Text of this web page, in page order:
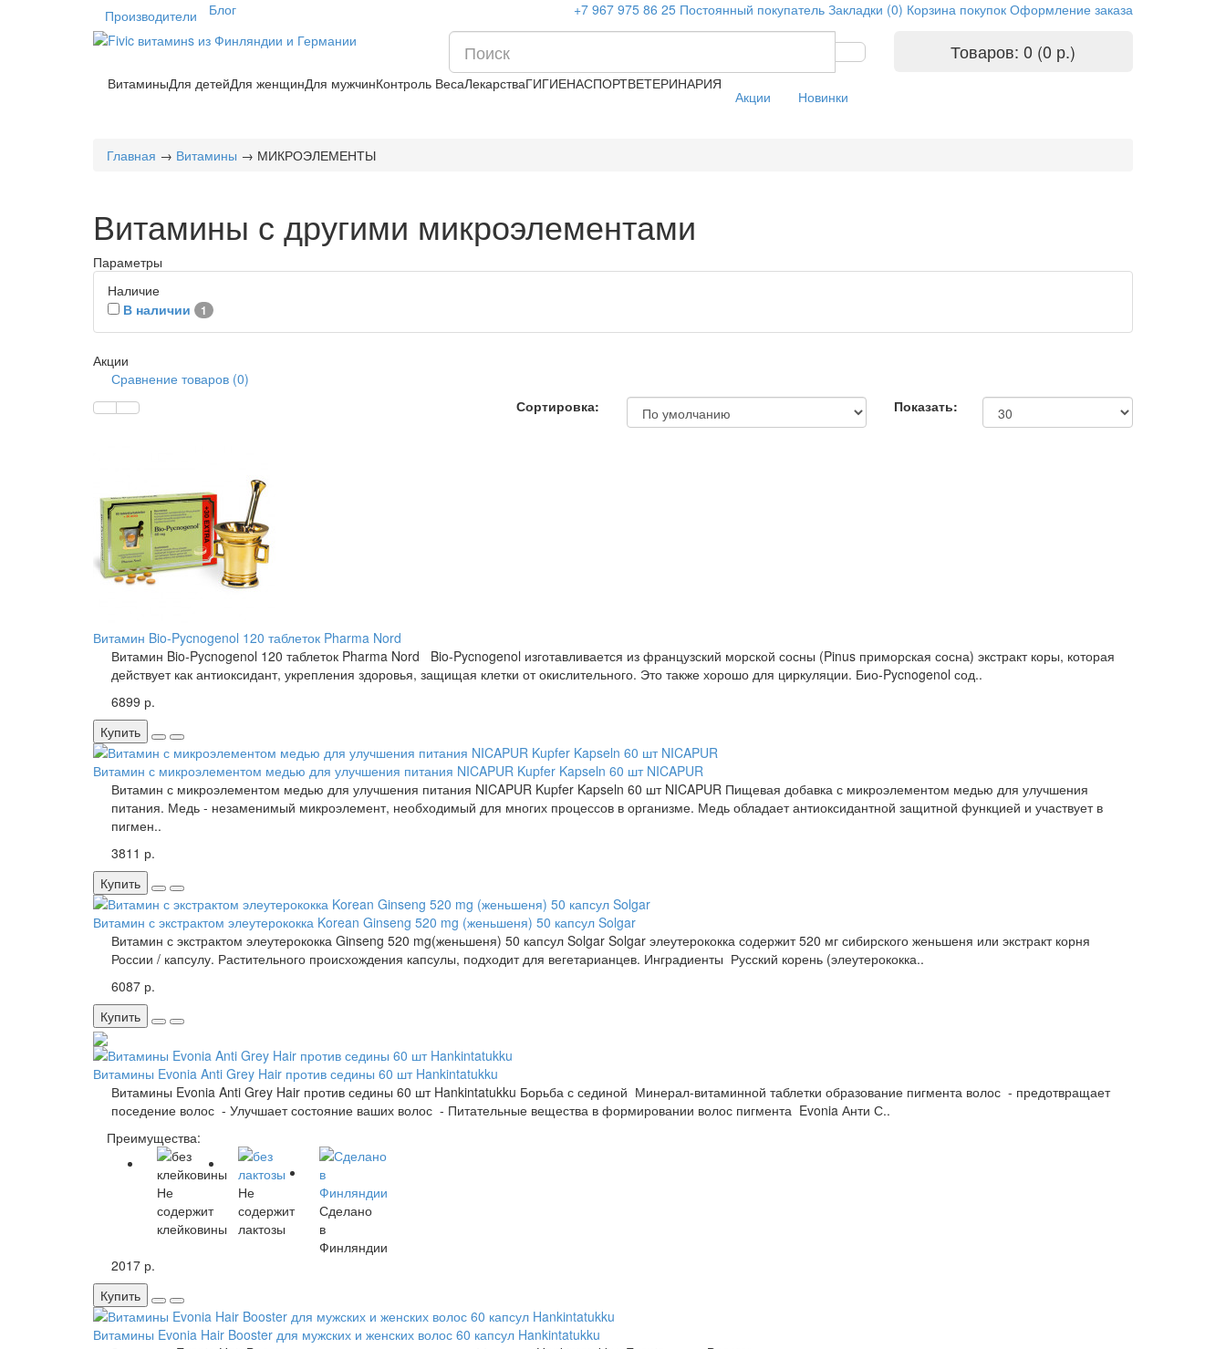
Производители Блог +7 967 975 86 25 Постоянный покупатель Закладки (0) Корзина покупок Оформление заказа
Товаров: 0 (0 р.)
ВитаминыДля детейДля женщинДля мужчинКонтроль ВесаЛекарстваГИГИЕНАСПОРТВЕТЕРИНАРИЯ
Акции Новинки
Главная → Витамины → МИКРОЭЛЕМЕНТЫ
Витамины с другими микроэлементами
Параметры
Наличие
В наличии
1
Акции
Сравнение товаров (0)
Сортировка:
Показать:
Витамин Bio-Pycnogenol 120 таблеток Pharma Nord
Витамин Bio-Pycnogenol 120 таблеток Pharma Nord Bio-Pycnogenol изготавливается из французский морской сосны (Pinus приморская сосна) экстракт коры, которая
действует как антиоксидант, укрепления здоровья, защищая клетки от окислительного. Это также хорошо для циркуляции. Био-Pycnogenol сод..
6899 р.
Купить
Витамин с микроэлементом медью для улучшения питания NICAPUR Kupfer Kapseln 60 шт NICAPUR
Витамин с микроэлементом медью для улучшения питания NICAPUR Kupfer Kapseln 60 шт NICAPUR Пищевая добавка с микроэлементом медью для улучшения
питания. Медь - незаменимый микроэлемент, необходимый для многих процессов в организме. Медь обладает антиоксидантной защитной функцией и участвует в
пигмен..
3811 р.
Купить
Витамин с экстрактом элеутерококка Korean Ginseng 520 mg (женьшеня) 50 капсул Solgar
Витамин с экстрактом элеутерококка Ginseng 520 mg(женьшеня) 50 капсул Solgar Solgar элеутерококка содержит 520 мг сибирского женьшеня или экстракт корня
России​ / капсулу. Растительного происхождения капсулы, подходит для вегетарианцев. Инградиенты Русский корень (элеутерококка..
6087 р.
Купить
Витамины Evonia Anti Grey Hair против седины 60 шт Hankintatukku
Витамины Evonia Anti Grey Hair против седины 60 шт Hankintatukku Борьба с сединой Минерал-витаминной таблетки образование пигмента волос - предотвращает
поседение волос - Улучшает состояние ваших волос - Питательные вещества в формировании волос пигмента Evonia Анти С..
Преимущества:
Не
содержит
клейковины
Не
содержит
лактозы
Сделано
в
Финляндии
2017 р.
Купить
Витамины Evonia Hair Booster для мужских и женских волос 60 капсул Hankintatukku